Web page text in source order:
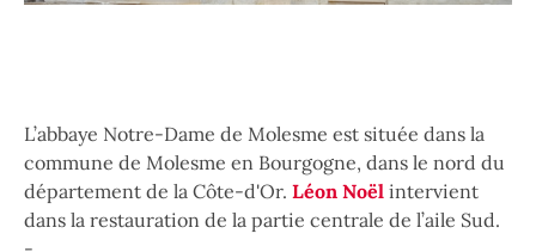
Paragraphes
L’abbaye Notre-Dame de Molesme est située dans la
commune de Molesme en Bourgogne, dans le nord du
département de la Côte-d'Or. Léon Noël intervient
dans la restauration de la partie centrale de l’aile Sud.